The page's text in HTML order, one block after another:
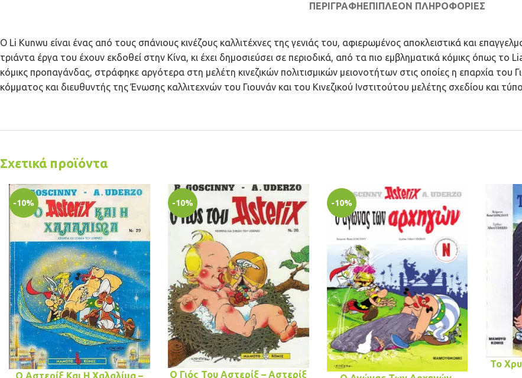
ΠΕΡΙΓΡΑΦΉ ΕΠΙΠΛΈΟΝ ΠΛΗΡΟΦΟΡΊΕΣ
Ο Li Kunwu είναι ένας από τους σπάνιους κινέζους καλλιτέχνες της γενιάς του, αφιερωμένος αποκλειστικά και
τριάντα έργα του έχουν εκδοθεί στην Κίνα, κι έχει δημοσιεύσει σε περιοδικά, από τα πιο εμβληματικά κόμικς όπως το
κόμικς προπαγάνδας, στράφηκε αργότερα στη μελέτη κινεζικών πολιτισμικών μειονοτήτων στις οποίες η επαρχία του
κόμματος και διευθυντής της Ένωσης καλλιτεχνών του Γιουνάν και του Κινεζικού Ινστιτούτου μελέτης σχεδίου και
Σχετικά προϊόντα
-10%
Ο Αστερίξ Και Η Χαλαλίμα –
-10%
Ο Γιός Του Αστερίξ – Αστερίξ
-10%
Το